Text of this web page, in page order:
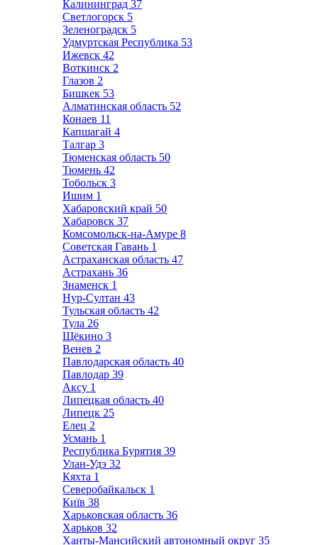
Калининград 37
Светлогорск 5
Зеленоградск 5
Удмуртская Республика 53
Ижевск 42
Воткинск 2
Глазов 2
Бишкек 53
Алматинская область 52
Конаев 11
Капшагай 4
Талгар 3
Тюменская область 50
Тюмень 42
Тобольск 3
Ишим 1
Хабаровский край 50
Хабаровск 37
Комсомольск-на-Амуре 8
Советская Гавань 1
Астраханская область 47
Астрахань 36
Знаменск 1
Нур-Султан 43
Тульская область 42
Тула 26
Щёкино 3
Венев 2
Павлодарская область 40
Павлодар 39
Аксу 1
Липецкая область 40
Липецк 25
Елец 2
Усмань 1
Республика Бурятия 39
Улан-Удэ 32
Кяхта 1
Северобайкальск 1
Київ 38
Харьковская область 36
Харьков 32
Ханты-Мансийский автономный округ 35